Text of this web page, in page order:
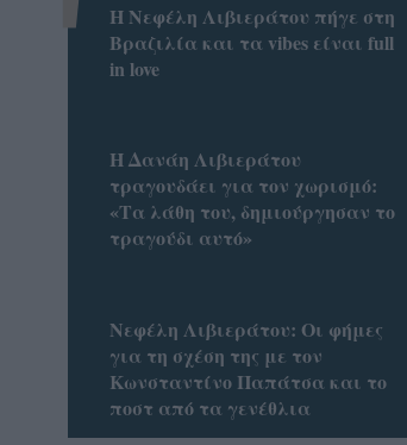
Η Νεφέλη Λιβιεράτου πήγε στη
Βραζιλία και τα vibes είναι full
in love
Η Δανάη Λιβιεράτου
τραγουδάει για τον χωρισμό:
«Τα λάθη του, δημιούργησαν το
τραγούδι αυτό»
Νεφέλη Λιβιεράτου: Οι φήμες
για τη σχέση της με τον
Κωνσταντίνο Παπάτσα και το
ποστ από τα γενέθλια